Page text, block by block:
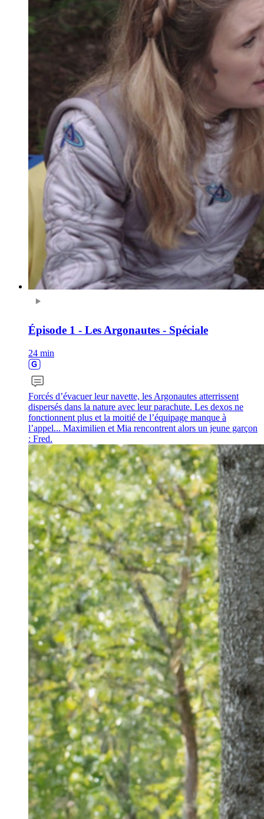
Épisode 1 - Les Argonautes - Spéciale
24 min
Forcés d’évacuer leur navette, les Argonautes atterrissent
dispersés dans la nature avec leur parachute. Les dexos ne
fonctionnent plus et la moitié de l’équipage manque à
l’appel... Maximilien et Mia rencontrent alors un jeune garçon
: Fred.